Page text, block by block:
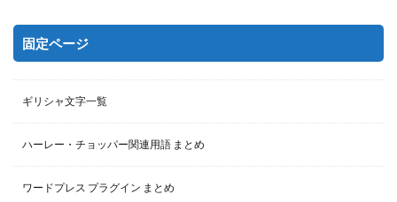
固定ページ
ギリシャ文字一覧
ハーレー・チョッパー関連用語 まとめ
ワードプレス プラグイン まとめ